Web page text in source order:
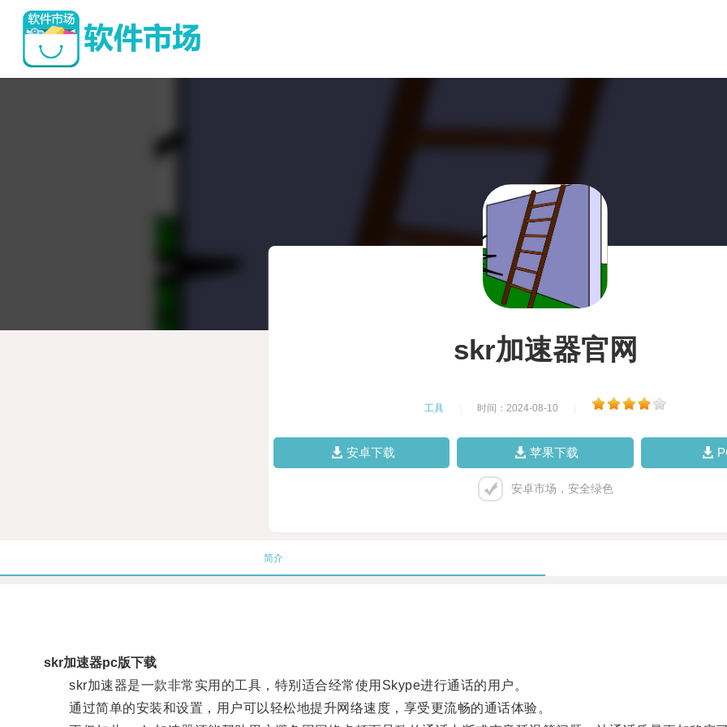
skr加速器官网
工具 时间：2024-08-10
安卓下载 苹果下载
安卓市场，安全绿色
简介
skr加速器pc版下载
skr加速器是一款非常实用的工具，特别适合经常使用Skype进行通话的用户。
通过简单的安装和设置，用户可以轻松地提升网络速度，享受更流畅的通话体验。